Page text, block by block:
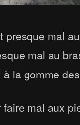
presque mal
mal au
la gomme
mal aux